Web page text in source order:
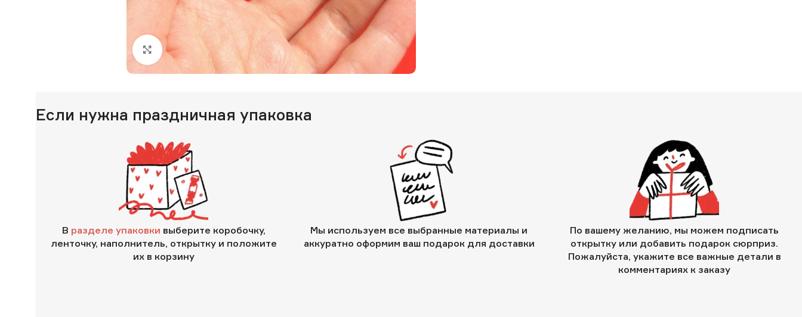
Нажмите, чтобы увеличить изображение
Если нужна праздничная упаковка
В разделе упаковки выберите коробочку,
ленточку, наполнитель, открытку и положите
их в корзину
Мы используем все выбранные материалы и
аккуратно оформим ваш подарок для доставки
По вашему желанию, мы можем подписать
открытку или добавить подарок сюрприз.
Пожалуйста, укажите все важные детали в
комментариях к заказу